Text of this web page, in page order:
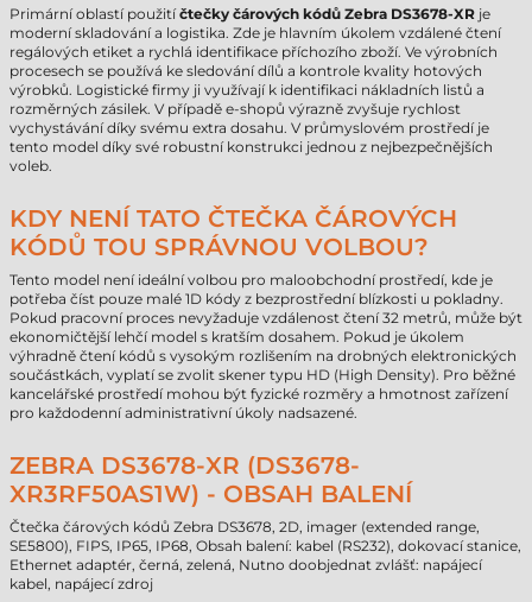
Primární oblastí použitíčtečky čárových kódů Zebra DS3678-XR je
moderní skladování a logistika. Zde je hlavním úkolem vzdálené čtení
regálových etiket a rychlá identifikace příchozího zboží. Ve výrobních
procesech se používá ke sledování dílů a kontrole kvality hotových
výrobků. Logistické firmy ji využívají k identifikaci nákladních listů a
rozměrných zásilek. V případě e-shopů výrazně zvyšuje rychlost
vychystávání díky svému extra dosahu. V průmyslovém prostředí je
tento model díky své robustní konstrukci jednou z nejbezpečnějších
voleb.
KDY NENÍ TATO ČTEČKA ČÁROVÝCH
KÓDŮ TOU SPRÁVNOU VOLBOU?
Tento model není ideální volbou pro maloobchodní prostředí, kde je
potřeba číst pouze malé 1D kódy z bezprostřední blízkosti u pokladny.
Pokud pracovní proces nevyžaduje vzdálenost čtení 32 metrů, může být
ekonomičtější lehčí model s kratším dosahem. Pokud je úkolem
výhradně čtení kódů s vysokým rozlišením na drobných elektronických
součástkách, vyplatí se zvolit skener typu HD (High Density). Pro běžné
kancelářské prostředí mohou být fyzické rozměry a hmotnost zařízení
pro každodenní administrativní úkoly nadsazené.
ZEBRA DS3678-XR (DS3678-
XR3RF50AS1W) - OBSAH BALENÍ
Čtečka čárových kódů Zebra DS3678, 2D, imager (extended range,
SE5800), FIPS, IP65, IP68, Obsah balení: kabel (RS232), dokovací stanice,
Ethernet adaptér, černá, zelená, Nutno doobjednat zvlášť: napájecí
kabel, napájecí zdroj